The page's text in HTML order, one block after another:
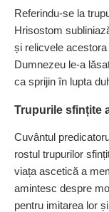
Referindu‑se la
Hrisostom
și relicvele acestora
Dumnezeu le‑a
ca sprijin în lupta
Trupurile sfințite
Cuvântul
rostul trupurilor
viața ascetică a
amintesc despre
pentru imitarea lor